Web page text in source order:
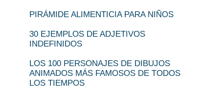
PIRÁMIDE ALIMENTICIA PARA NIÑOS
30 EJEMPLOS DE ADJETIVOS
INDEFINIDOS
LOS 100 PERSONAJES DE DIBUJOS
ANIMADOS MÁS FAMOSOS DE TODOS
LOS TIEMPOS